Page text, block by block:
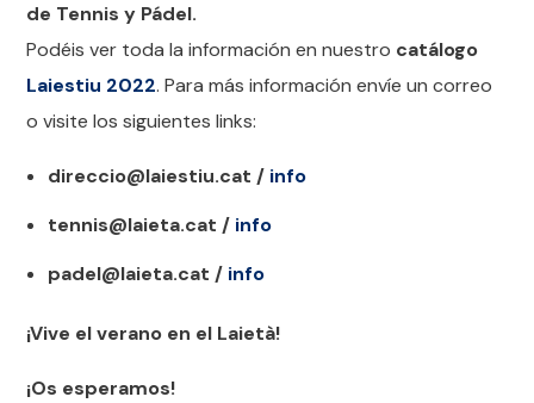
de Tennis y Pádel.
Podéis ver toda la información en nuestro catálogo
Laiestiu 2022. Para más información envíe un correo
o visite los siguientes links:
direccio@laiestiu.cat / info
tennis@laieta.cat / info
padel@laieta.cat / info
¡Vive el verano en el Laietà!
¡Os esperamos!